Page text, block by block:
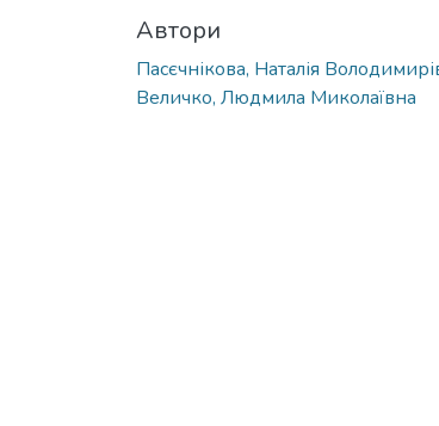
Автори
Пасєчнікова, Наталія
Величко, Людмила Миколаївна